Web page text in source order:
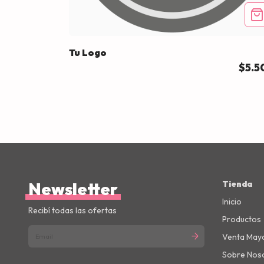
Tu Logo
Newsletter
Recibí todas las ofertas
Tienda
Inicio
Productos
Venta
Sobre